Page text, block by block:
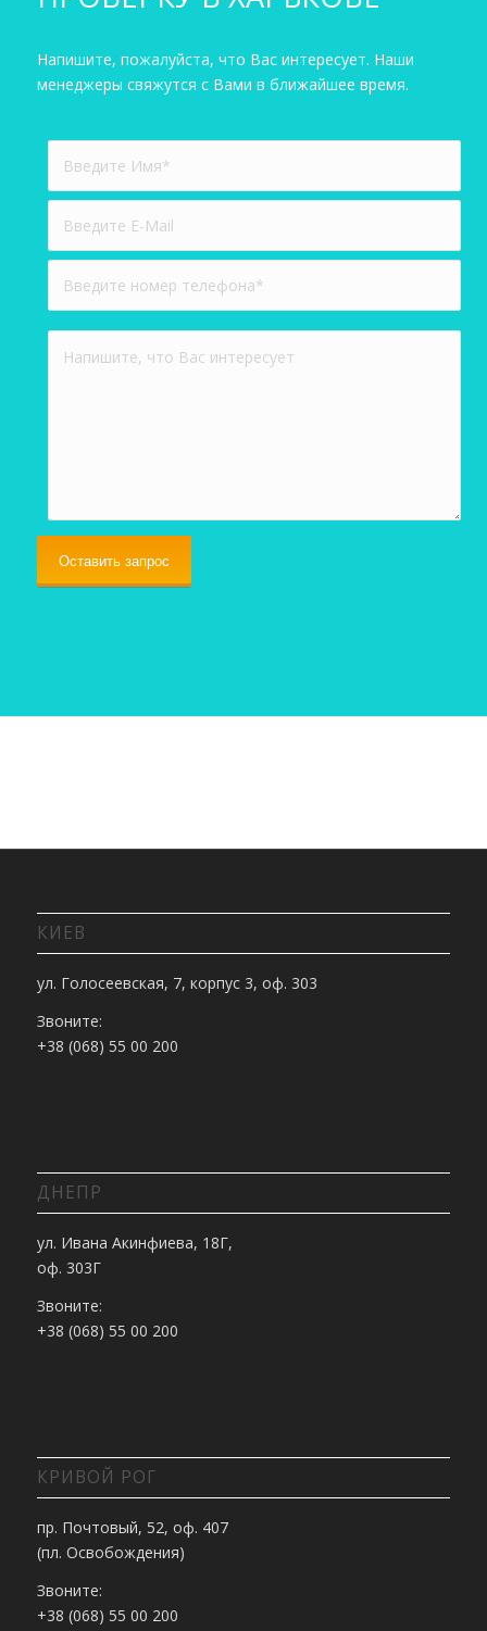
Напишите, пожалуйста, что Вас интересует. Наши
менеджеры свяжутся с Вами в ближайшее время.
КИЕВ
ул. Голосеевская, 7, корпус 3, оф. 303
Звоните:
+38 (068) 55 00 200
ДНЕПР
ул. Ивана Акинфиева, 18Г,
оф. 303Г
Звоните:
+38 (068) 55 00 200
КРИВОЙ РОГ
пр. Почтовый, 52, оф. 407
(пл. Освобождения)
Звоните:
+38 (068) 55 00 200